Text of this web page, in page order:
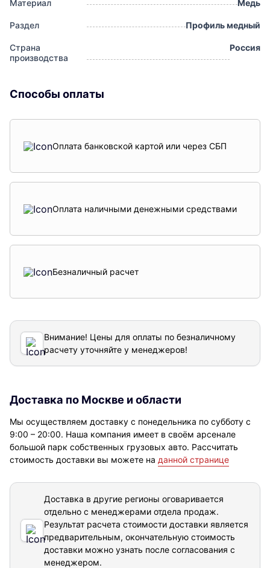
Материал Медь
Раздел Профиль медный
Страна
производства
Россия
Способы оплаты
Оплата банковской картой или через СБП
Оплата наличными денежными средствами
Безналичный расчет
Внимание! Цены для оплаты по безналичному
расчету уточняйте у менеджеров!
Доставка по Москве и области
Мы осуществляем доставку с понедельника по субботу с
9:00 – 20:00. Наша компания имеет в своём арсенале
большой парк собственных грузовых авто. Рассчитать
стоимость доставки вы можете на данной странице
Доставка в другие регионы оговаривается
отдельно с менеджерами отдела продаж.
Результат расчета стоимости доставки является
предварительным, окончательную стоимость
доставки можно узнать после согласования с
менеджером.